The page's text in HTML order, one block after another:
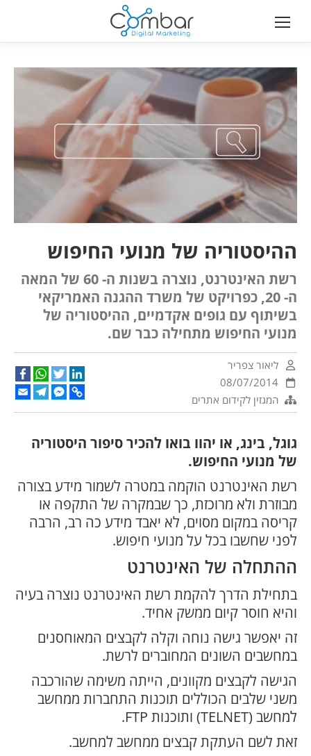
ההיסטוריה של מנועי החיפוש
רשת האינטרנט, נוצרה בשנות ה- 60 של המאה
ה- 20, כפרויקט של משרד ההגנה האמריקאי
בשיתוף עם גופים אקדמיים, ההיסטוריה של
מנועי החיפוש מתחילה כבר שם.
ליאור צפריר
08/07/2014
המגזין לקידום אתרים
WhatsAppTwitter
LinkedIn
Email
Telegram
Facebook
Messenger
Copy
Link
גוגל, בינג, או יהוו בואו להכיר סיפור היסטוריה
של מנועי החיפוש.
רשת האינטרנט הוקמה במטרה לשמור מידע בצורה
מבוזרת ולא מרוכזת, כך שבמקרה של התקפה או
קריסה במקום מסוים, לא יאבד מידע כה רב, הרבה
לפני שחשבו בכל על מנועי חיפוש.
ההתחלה של האינטרנט
בתחילת הדרך להקמת רשת האינטרנט נוצרה בעיה
והיא חוסר קיום ממשק אחיד.
זה יאפשר גישה נוחה וקלה לקבצים המאוחסנים
במחשבים השונים המחוברים לרשת.
הגישה לקבצים מקוונים, הייתה משימה שהורכבה
משני שלבים הכוללים תוכנות התחברות ממחשב
למחשב (TELNET) ותוכנות FTP.
זאת לשם העתקת קבצים ממחשב למחשב.